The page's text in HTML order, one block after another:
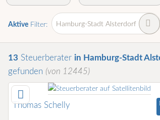
Aktive Filter: Hamburg-Stadt Alsterdorf
13 Steuerberater in Hamburg-Stadt
gefunden (von 12445)
Thomas Schelly